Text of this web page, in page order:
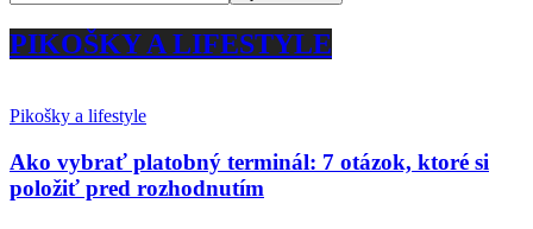
PIKOŠKY A LIFESTYLE
Pikošky a lifestyle
Ako vybrať platobný terminál: 7 otázok, ktoré si
položiť pred rozhodnutím